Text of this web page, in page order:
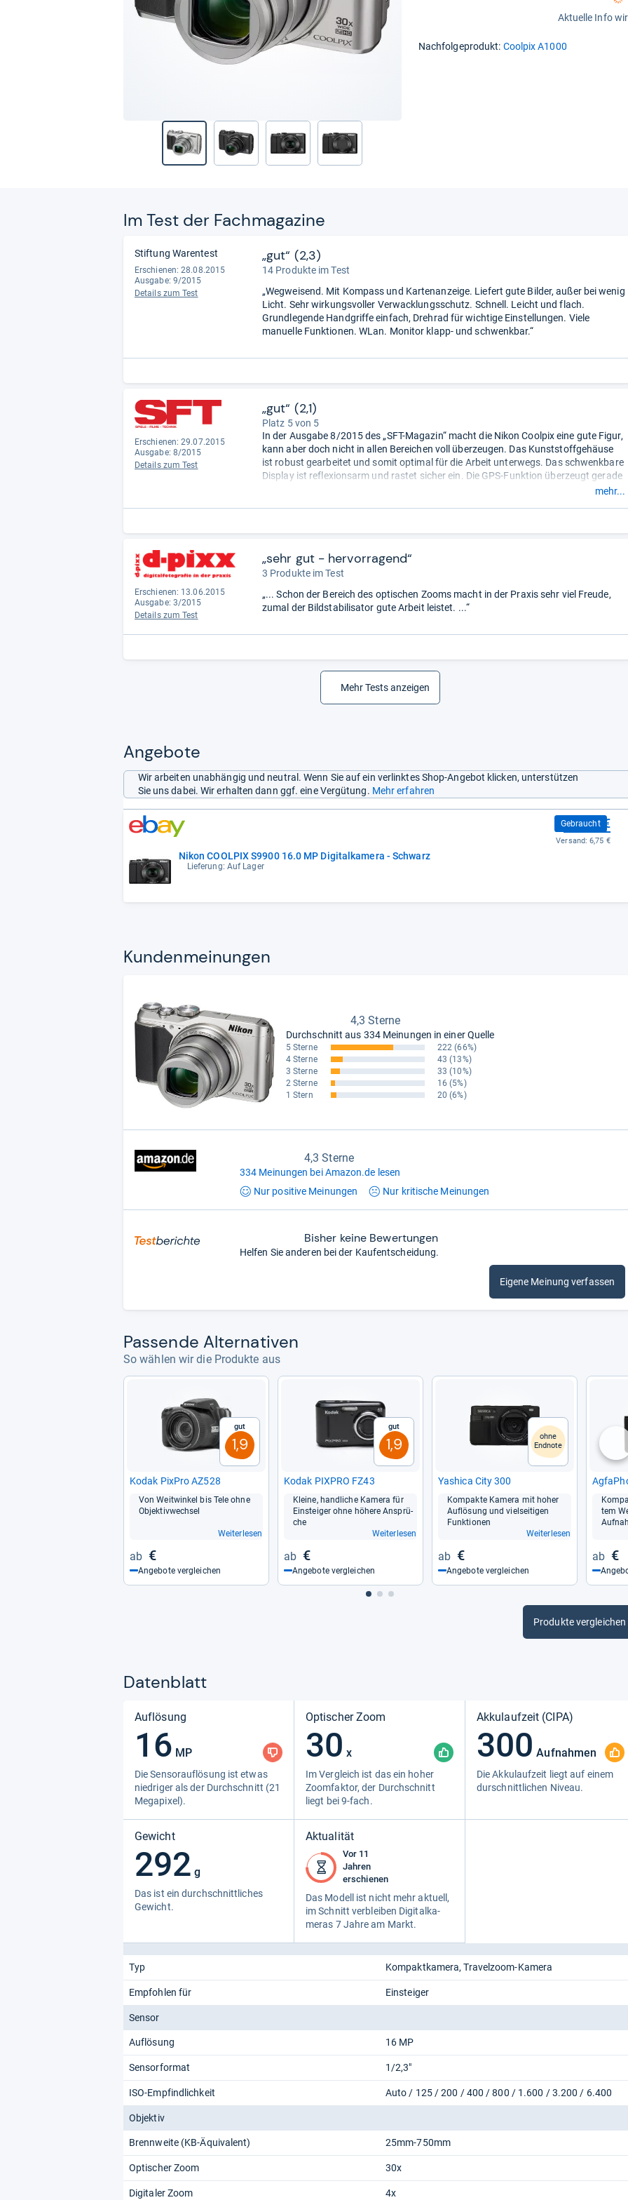
Aktuelle Info
Nachfolgeprodukt: Coolpix A1000
Im Test der Fach­ma­ga­zine
Stiftung Warentest
Erschienen: 28.08.2015
Ausgabe: 9/2015
Details zum Test
„gut“ (2,3)
14 Produkte im Test
„Wegweisend. Mit Kompass und Kartenanzeige. Liefert gute Bilder, außer bei wenig
Licht. Sehr wirkungsvoller Verwacklungsschutz. Schnell. Leicht und flach.
Grundlegende Handgriffe einfach, Drehrad für wichtige Einstellungen. Viele
manuelle Funktionen. WLan. Monitor klapp- und schwenkbar.“
Erschienen: 29.07.2015
Ausgabe: 8/2015
Details zum Test
„gut“ (2,1)
Platz 5 von 5
In der Ausgabe 8/2015 des „SFT-Magazin“ macht die Nikon Coolpix eine gute Figur,
kann aber doch nicht in allen Bereichen voll überzeugen. Das Kunststoffgehäuse
ist robust gearbeitet und somit optimal für die Arbeit unterwegs. Das schwenkbare
Display ist reflexionsarm und rastet sicher ein. Die GPS-Funktion überzeugt gerade
Weltenbummler – sie können so zu jedem Bild ihren Standort erfassen lassen.
von „2,1“ und die Note „gut“ und ist somit letzte von fünf Digitalkameras.
mehr...
Erschienen: 13.06.2015
Ausgabe: 3/2015
Details zum Test
„sehr gut - hervorragend“
3 Produkte im Test
„... Schon der Bereich des optischen Zooms macht in der Praxis sehr viel Freude,
zumal der Bildstabilisator gute Arbeit leistet. ...“
Mehr Tests anzeigen
Angebote
Wir arbeiten unabhängig und neutral. Wenn Sie auf ein verlinktes Shop-Angebot klicken, unterstützen
Sie uns dabei. Wir erhalten dann ggf. eine Vergütung. Mehr erfahren
Nikon COOLPIX S9900 16.0 MP Digitalkamera - Schwarz
Lieferung: Auf Lager
Gebraucht
499,88 €
Versand:6,75 €
Kun­den­mei­nun­gen
4,3 Sterne
Durchschnitt aus 334 Meinungen in einer Quelle
5 Sterne 222 (66%)
4 Sterne
43 (13%)
3 Sterne
33 (10%)
2 Sterne
16 (5%)
1 Stern
20 (6%)
4,3 Sterne
334 Meinungen bei Amazon.de lesen
Nur positive Meinungen Nur kritische Meinungen
Bisher keine Bewertungen
Helfen Sie anderen bei der Kaufentscheidung.
Eigene Meinung verfassen
Pas­sende Alter­na­ti­ven
So wählen wir die Produkte aus
Gut
1,9
Kodak Pix­Pro AZ528
Von Weit­win­kel bis Tele ohne
Objek­tiv­wech­sel
Weiterlesen
€
Angebote vergleichen
Gut
1,9
Kodak PIX­PRO FZ43
Kleine, hand­li­che Kamera für
Ein­stei­ger ohne höhere Ansprü­
che
Weiterlesen
€
Angebote vergleichen
ohne
Endnote
Yashica City 300
Kom­pakte Kamera mit hoher
Auf­lö­sung und viel­sei­ti­gen
Funk­tio­nen
Weiterlesen
€
Angebote vergleichen
tem
€
Produkte vergleichen
Datenblatt
Auflösung
16 MP
Die Sen­sorauf­lö­sung ist etwas
nied­ri­ger als der Durch­schnitt (21
Mega­pi­xel).
Optischer Zoom
30 x
Im Ver­gleich ist das ein hoher
Zoom­fak­tor, der Durch­schnitt
liegt bei 9-​fach.
Akkulaufzeit (CIPA)
300 Aufnahmen
Die Akku­lauf­zeit liegt auf einem
dur­schnitt­li­chen Niveau.
Gewicht
292 g
Das ist ein durch­schnitt­li­ches
Gewicht.
Aktualität
Vor 11
Jahren
erschienen
Das Modell ist nicht mehr aktu­ell,
im Schnitt ver­blei­ben Digi­tal­ka­
me­ras 7 Jahre am Markt.
Typ Kompaktkamera Travelzoom-Kamera
Empfohlen für Einsteiger
Sensor
Auflösung 16 MP
Sensorformat 1/2,3"
ISO-Empfindlichkeit Auto / 125 / 200 / 400 / 800 / 1.600 / 3.200 / 6.400
Objektiv
Brennweite (KB-Äquivalent) 25mm-750mm
Optischer Zoom 30x
Digitaler Zoom 4x